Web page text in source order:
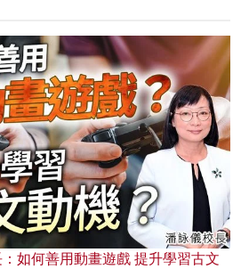
如何善用動畫遊戲 提升學習古文